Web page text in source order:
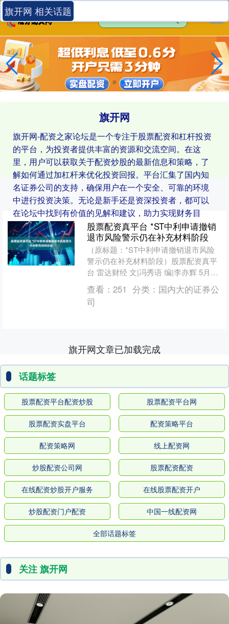
旗开网
旗开网-配资之家论坛是一个专注于股票配资和杠杆投资
的平台，为投资者提供丰富的资源和交流空间。在这
里，用户可以获取关于配资炒股的最新信息和策略，了
解如何通过加杠杆来优化投资回报。平台汇集了国内知
名证券公司的支持，确保用户在一个安全、可靠的环境
中进行投资决策。无论是新手还是资深投资者，都可以
在论坛中找到有价值的见解和建议，助力实现财务目
标。
旗开网 相关话题
股票配资真平台 *ST中利申请撤销
退市风险警示仍在补充材料阶段
（原标题：*ST中利申请撤销退市风险
警示仍在补充材料阶段）股票配资真平
台 雷达财经 文|冯秀语 编|李亦辉 5月26
日，*ST中利（证券代码：002309）公
告....
查看： 251 分类： 国内大的证券公
司
旗开网文章已加载完成
话题标签
股票配资平台配资炒股 股票配资平台网
股票配资实盘平台 配资策略平台
配资策略网 线上配资网
炒股配资公司网 股票配资配资
在线配资炒股开户服务 在线股票配资开户
炒股配资门户配资 中国一线配资网
全部话题标签
关注 旗开网